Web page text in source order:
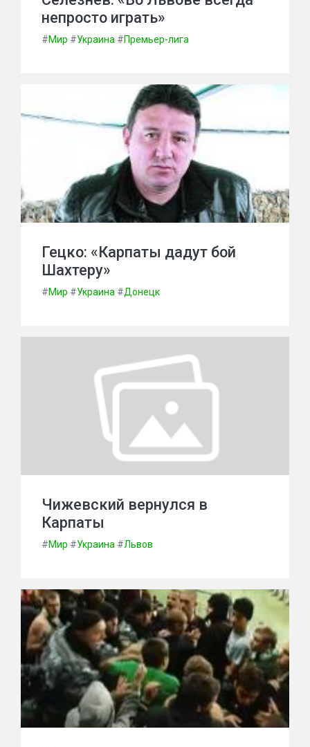
непросто играть»
#Мир #Украина #Премьер-лига
Гецко: «Карпаты дадут бой
Шахтеру»
#Мир #Украина #Донецк
Чижевский вернулся в
Карпаты
#Мир #Украина #Львов